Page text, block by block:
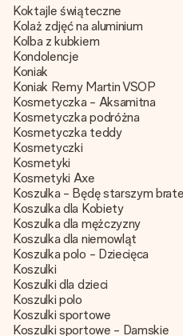
Koktajle świąteczne
Kolaż zdjęć na aluminium
Kolba z kubkiem
Kondolencje
Koniak
Koniak Remy Martin VSOP
Kosmetyczka - Aksamitna
Kosmetyczka podróżna
Kosmetyczka teddy
Kosmetyczki
Kosmetyki
Kosmetyki Axe
Koszulka - Będę starszym
Koszulka dla Kobiety
Koszulka dla mężczyzny
Koszulka dla niemowląt
Koszulka polo - Dziecięca
Koszulki
Koszulki dla dzieci
Koszulki polo
Koszulki sportowe
Koszulki sportowe - Damskie